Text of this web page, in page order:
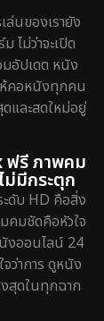
ล่นของเรายัง
ม่ว่าจะเปิด
อัปเดต หนัง
ห้คอหนังทุกคน
และสดใหม่อยู่
รี ภาพคม
ม่มีกระตุก
ดับ HD คือสิ่ง
มคมชัดคือหัวใจ
งออนไลน์ 24
ว่าการ ดูหนัง
สุดในทุกฉาก